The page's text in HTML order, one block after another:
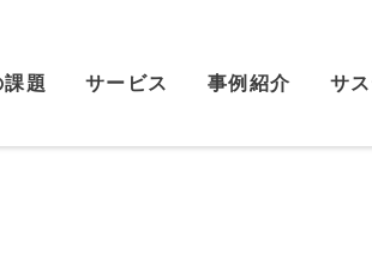
題 サービス 事例紹介 サ